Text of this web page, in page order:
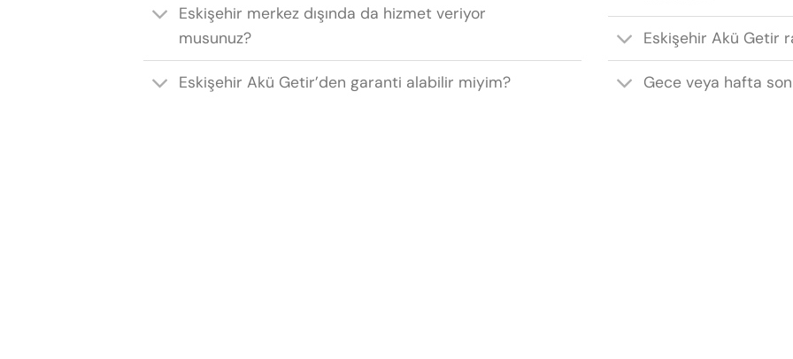
Eskişehir merkez dışında da hizmet veriyor
musunuz?
Eskişehir Akü Getir’den garanti alabilir miyim?
Eskişehir Akü Getir
Gece veya hafta